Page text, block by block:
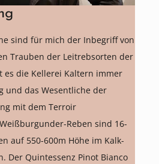
sind für mich der Inbegriff von
Trauben der Leitrebsorten der
es die Kellerei Kaltern immer
und das Wesentliche der
mit dem Terroir
Reben sind 16-
auf 550-600m Höhe im Kalk-
Der Quintessenz Pinot Bianco